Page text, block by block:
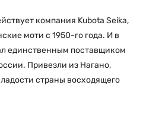
компания Kubota Seika,
моти с 1950-го года. И в
единственным поставщиком
Привезли из Нагано,
страны восходящего